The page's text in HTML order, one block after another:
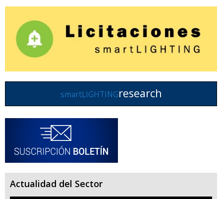
smartLIGHTINGresearch
Actualidad del Sector